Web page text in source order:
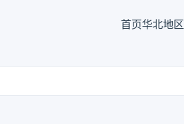
首页华北地区